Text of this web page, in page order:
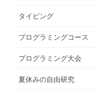
タイピング
プログラミングコース
プログラミング大会
夏休みの自由研究